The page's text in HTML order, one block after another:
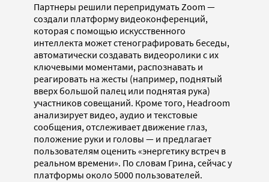
Партнеры решили перепридумать Zoom —
создали платформу видеоконференций,
которая с помощью искусственного
интеллекта может стенографировать беседы,
автоматически создавать видеоролики с их
ключевыми моментами, распознавать и
реагировать на жесты (например, поднятый
вверх большой палец или поднятая рука)
участников совещаний. Кроме того, Headroom
анализирует видео, аудио и текстовые
сообщения, отслеживает движение глаз,
положение руки и головы — и предлагает
пользователям оценить «энергетику встреч в
реальном времени». По словам Грина, сейчас у
платформы около 5000 пользователей.